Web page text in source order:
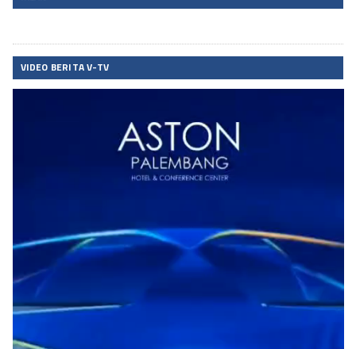
VIDEO BERITA V-TV